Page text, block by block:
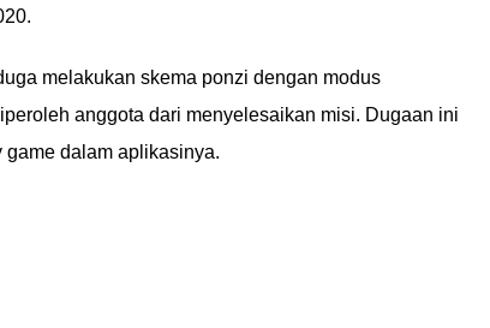
melakukan skema ponzi dengan modus
anggota dari menyelesaikan misi. Dugaan ini
dalam aplikasinya.